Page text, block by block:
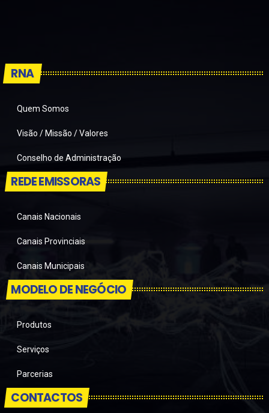
RNA
Quem Somos
Visão / Missão / Valores
Conselho de Administração
REDE EMISSORAS
Canais Nacionais
Canais Provinciais
Canais Municipais
MODELO DE NEGÓCIO
Produtos
Serviços
Parcerias
CONTACTOS